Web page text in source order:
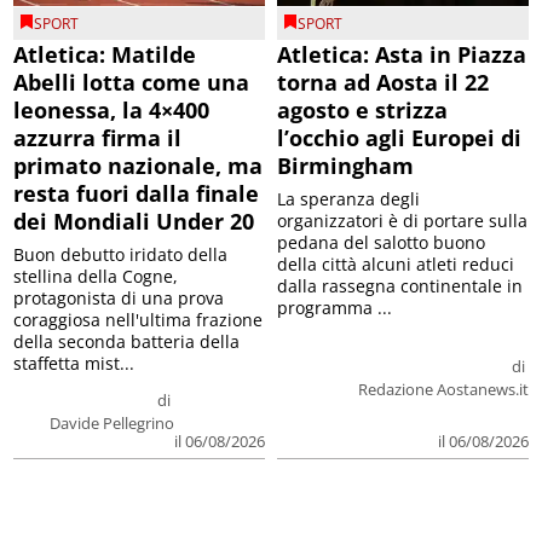
SPORT
Atletica: Matilde
Abelli lotta come una
leonessa, la 4×400
azzurra firma il
primato nazionale, ma
resta fuori dalla finale
dei Mondiali Under 20
di
Davide Pellegrino
il 06/08/2026
Buon debutto iridato della
stellina della Cogne,
protagonista di una prova
coraggiosa nell'ultima frazione
della seconda batteria della
staffetta mist...
SPORT
Atletica: Asta in Piazza
torna ad Aosta il 22
agosto e strizza
l’occhio agli Europei di
Birmingham
di
Redazione Aostanews.it
il 06/08/2026
La speranza degli
organizzatori è di portare sulla
pedana del salotto buono
della città alcuni atleti reduci
dalla rassegna continentale in
programma ...